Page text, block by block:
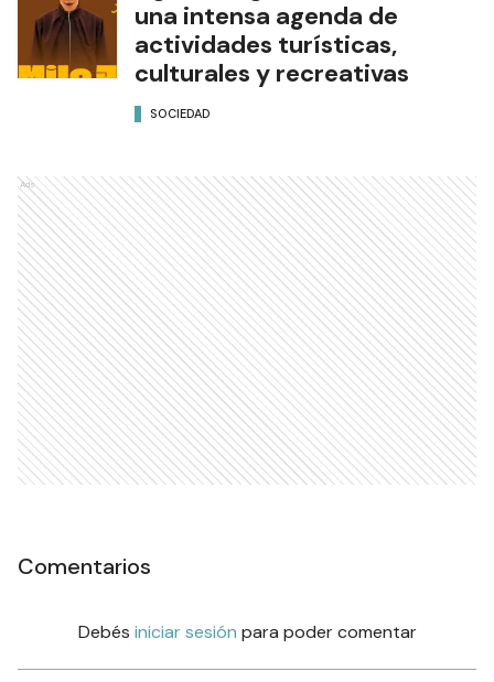
una intensa agenda de
actividades turísticas,
culturales y recreativas
SOCIEDAD
Ads
Comentarios
Debés iniciar sesión para poder comentar